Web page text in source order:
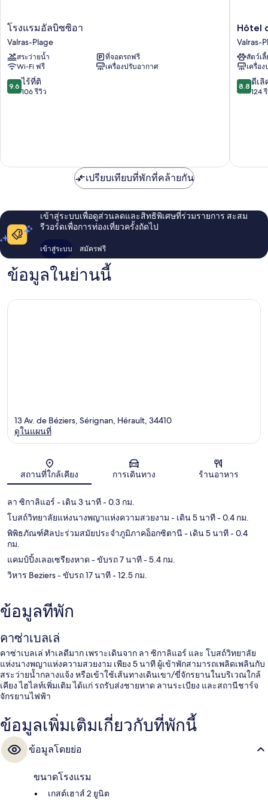
โรง
แร
มอัล
บิซ
ซิอา
Valras-
Plage
โรงแรมอัลบิซซิอา
Valras-Plage
สระว่ายน้ำ
ที่จอดรถฟรี
Wi-Fi ฟรี
เครื่องปรับอากาศ
9.6
จาก
9.6 ไร้ที่ติ
106 รีวิว
Hôtel
de
la
Mer
Valras-
Plage
Hôtel
Valras-
สัตว์เ
เครื่อ
8.8
จาก
8.8 ดีเลิ
124
เปรียบเทียบที่พักที่คล้ายกัน
เข้าสู่ระบบเพื่อดูส่วนลดและสิทธิพิเศษที่ร่วมรายการ สะสม
รีวอร์ดเพื่อการท่องเที่ยวครั้งถัดไป
เข้าสู่ระบบ สมัครฟรี
ข้อมูลในย่านนี้
แผนที่
13 Av. de Béziers, Sérignan, Hérault, 34410
ดูในแผนที่
สถานที่ใกล้เคียง การเดินทาง ร้านอาหาร
ลา ซิกาลิแอร์ - เดิน 3 นาที- 0.3 กม.
โบสถ์วิทยาลัยแห่งนางพญาแห่งความสวยงาม - เดิน 5 นาที- 0.4 กม.
พิพิธภัณฑ์ศิลปะร่วมสมัยประจำภูมิภาคอ็อกซิตานี- เดิน 5 นาที- 0.4
กม.
แคมป์ปิ้งเลอเซรียงหาด - ขับรถ 7 นาที- 5.4 กม.
วิหาร Beziers- ขับรถ 17 นาที- 12.5 กม.
ข้อมูลที่พัก
คาซ่าเบลเล่
คาซ่าเบลเล่ ทำเลดีมาก เพราะเดินจาก ลา ซิกาลิแอร์ และ โบสถ์วิทยาลัย
แห่งนางพญาแห่งความสวยงาม เพียง 5 นาที ผู้เข้าพักสามารถเพลิดเพลินกับ
สระว่ายน้ำกลางแจ้ง หรือเข้าใช้เส้นทางเดินเขา/ขี่จักรยานในบริเวณใกล้
เคียง ไฮไลท์เพิ่มเติม ได้แก่ รถรับส่งชายหาด ลานระเบียง และสถานีชาร์จ
จักรยานไฟฟ้า
ข้อมูลเพิ่มเติมเกี่ยวกับที่พักนี้
ข้อมูลโดยย่อ
ขนาดโรงแรม
เกสต์เฮาส์ 2 ยูนิต